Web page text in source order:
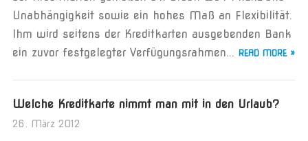
Unabhängigkeit sowie ein hohes Maß an Flexibilität.
Ihm wird seitens der Kreditkarten ausgebenden Bank
ein zuvor festgelegter Verfügungsrahmen... READ MORE »
Welche Kreditkarte nimmt man mit in den Urlaub?
26. März 2012